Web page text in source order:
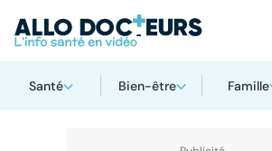
Santé Bien-être Famille